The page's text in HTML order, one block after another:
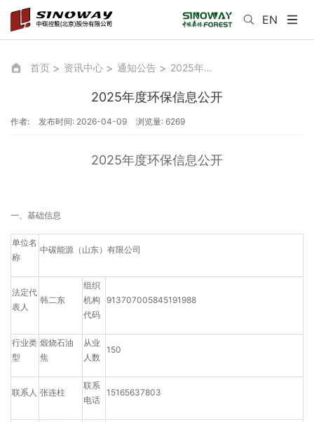
EN
首页 资讯中心 通知公告 2025年度环保信息公开
2025年度环保信息公开
作者: 发布时间: 2026-04-09 浏览量: 6269
2025年度环保信息公开
一、基础信息
单位名
称
中碳能源（山东）有限公司
法定代
表人
韩二东
组织
机构
代码
913707005845191988
行业类
型
煅烧石油
焦
从业
人数
150
联系人 张连柱
联系
电话
15165637803